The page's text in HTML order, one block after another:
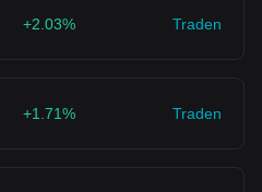
+2.03% Traden
+1.71% Traden